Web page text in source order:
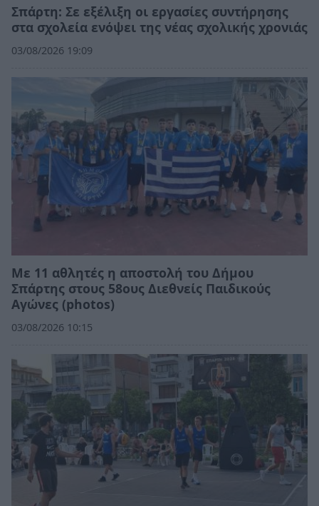
Σπάρτη: Σε εξέλιξη οι εργασίες συντήρησης
στα σχολεία ενόψει της νέας σχολικής χρονιάς
03/08/2026 19:09
Με 11 αθλητές η αποστολή του Δήμου
Σπάρτης στους 58ους Διεθνείς Παιδικούς
Αγώνες (photos)
03/08/2026 10:15